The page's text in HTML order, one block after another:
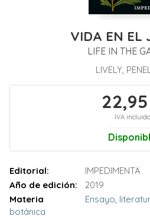
VIDA EN EL
LIFE IN THE
LIVELY,
IVA incluido
Editorial:
IMPEDIMENTA
Año de edición:
2019
Materia
Ensayo,
botánica